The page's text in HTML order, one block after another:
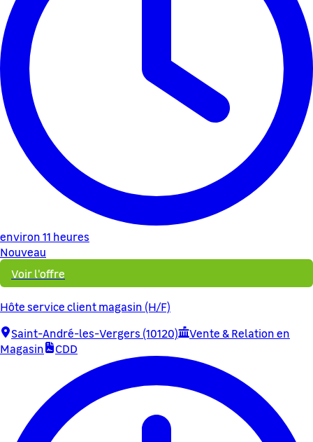
environ 11 heures
Nouveau
Voir l'offre
Hôte service client magasin (H/F)
Saint-André-les-Vergers (10120)
Vente & Relation en
Magasin
CDD